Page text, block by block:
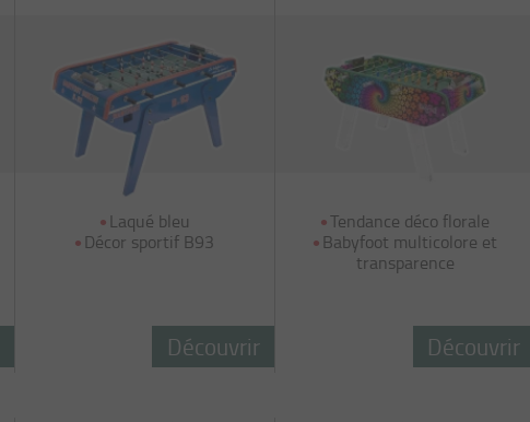
Laqué bleu
Décor sportif B93
Découvrir
Tendance déco florale
Babyfoot multicolore et
transparence
Découvrir